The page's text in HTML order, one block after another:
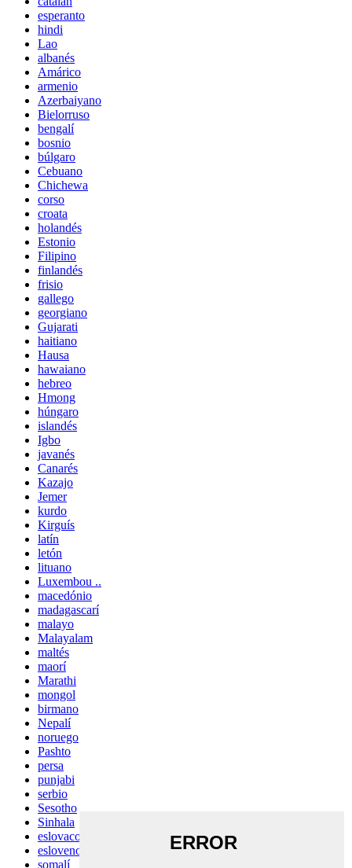
esperanto
hindi
Lao
albanés
Amárico
armenio
Azerbaiyano
Bielorruso
bengalí
bosnio
búlgaro
Cebuano
Chichewa
corso
croata
holandés
Estonio
Filipino
finlandés
frisio
gallego
georgiano
Gujarati
haitiano
Hausa
hawaiano
hebreo
Hmong
húngaro
islandés
Igbo
javanés
Canarés
Kazajo
Jemer
kurdo
Kirguís
latín
letón
lituano
Luxembou ..
macedónio
madagascarí
malayo
Malayalam
maltés
maorí
Marathi
mongol
birmano
Nepalí
noruego
Pashto
persa
punjabi
serbio
Sesotho
Sinhala
eslovaco
esloveno
somalí